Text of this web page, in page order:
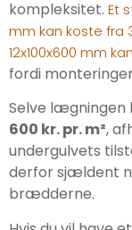
kompleksitet. Et
mm kan koste fra
12x100x600 mm
fordi
Selve lægningen
600 kr. pr. m²,
undergulvets
derfor sjældent
brædderne.